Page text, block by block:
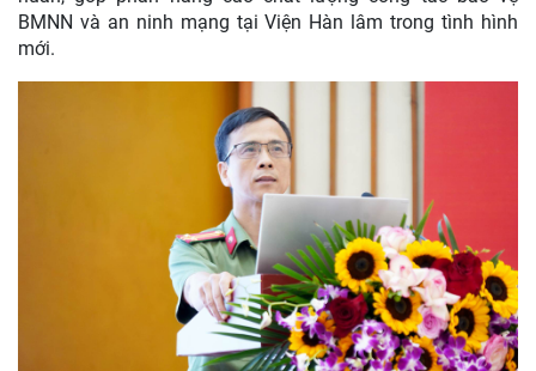
BMNN và an ninh mạng tại Viện Hàn lâm trong tình hình
mới.